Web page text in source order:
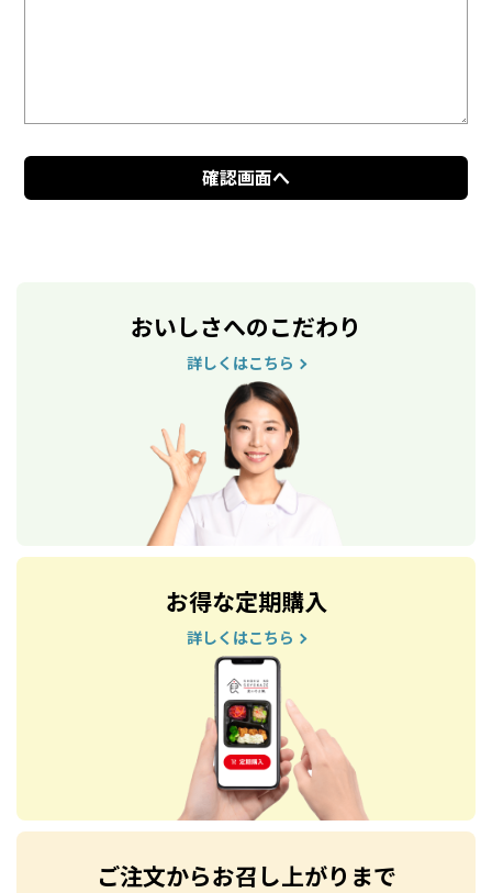
おいしさへのこだわり
詳しくはこちら
お得な定期購入
詳しくはこちら
ご注文からお召し上がりまで